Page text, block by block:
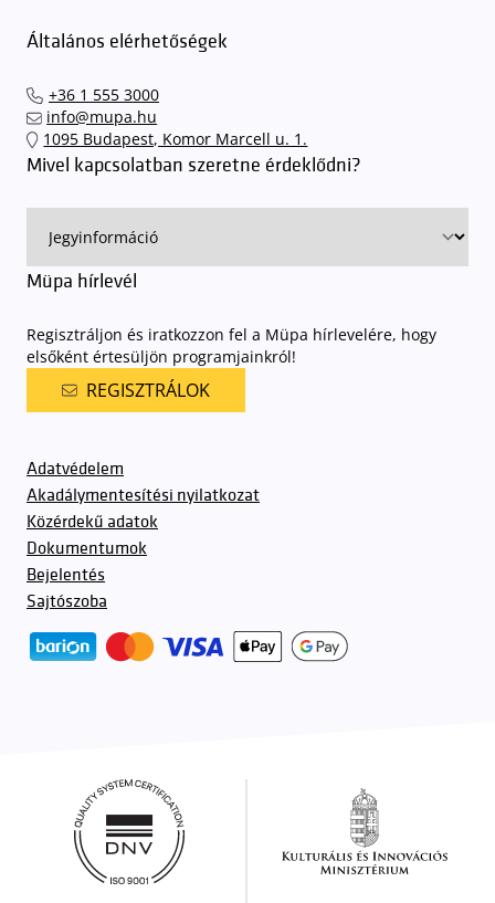
Általános elérhetőségek
+36 1 555 3000
info@mupa.hu
1095 Budapest, Komor Marcell u. 1.
Mivel kapcsolatban szeretne érdeklődni?
Müpa hírlevél
Regisztráljon és iratkozzon fel a Müpa hírlevelére, hogy
elsőként értesüljön programjainkról!
REGISZTRÁLOK
Adatvédelem
Akadálymentesítési nyilatkozat
Közérdekű adatok
Dokumentumok
Bejelentés
Sajtószoba